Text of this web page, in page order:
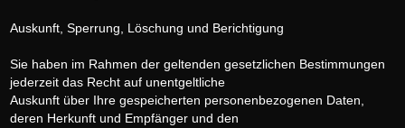
Auskunft, Sperrung, Löschung und Berichtigung
Sie haben im Rahmen der geltenden gesetzlichen Bestimmungen
jederzeit das Recht auf unentgeltliche
Auskunft über Ihre gespeicherten personenbezogenen Daten,
deren Herkunft und Empfänger und den